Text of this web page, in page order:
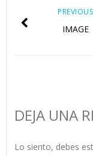
PREVIOUS
IMAGE
DEJA UNA
Lo siento, debes